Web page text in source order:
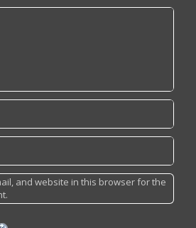
and website in this browser for the